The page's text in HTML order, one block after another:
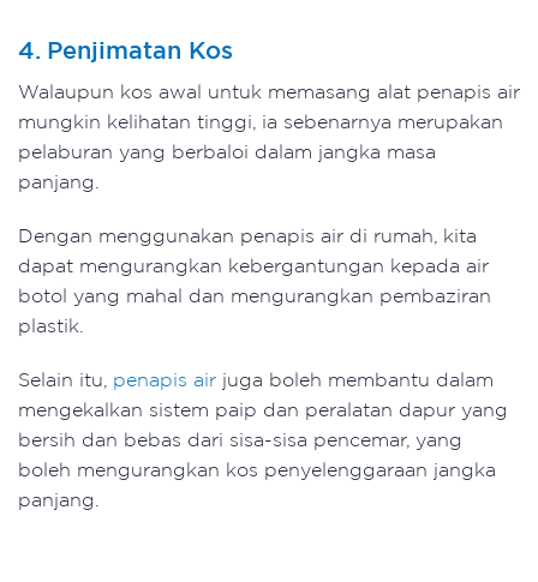
4. Penjimatan Kos
Walaupun kos awal untuk memasang alat penapis air
mungkin kelihatan tinggi, ia sebenarnya merupakan
pelaburan yang berbaloi dalam jangka masa
panjang.
Dengan menggunakan penapis air di rumah, kita
dapat mengurangkan kebergantungan kepada air
botol yang mahal dan mengurangkan pembaziran
plastik.
Selain itu, penapis air juga boleh membantu dalam
mengekalkan sistem paip dan peralatan dapur yang
bersih dan bebas dari sisa-sisa pencemar, yang
boleh mengurangkan kos penyelenggaraan jangka
panjang.